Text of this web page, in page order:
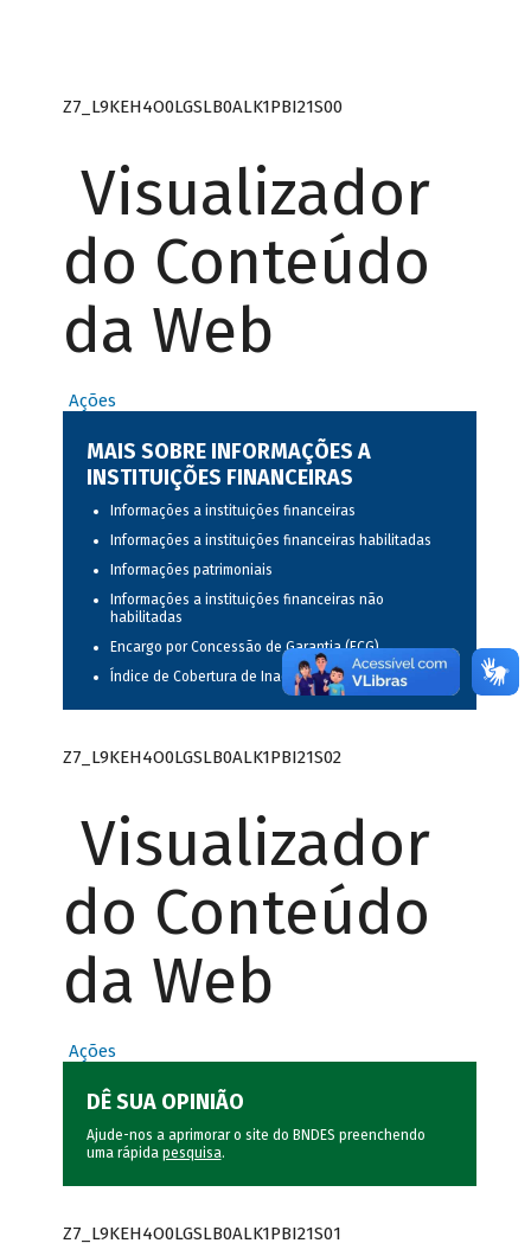
Z7_L9KEH4O0LGSLB0ALK1PBI21S00
Visualizador
do Conteúdo
da Web
Ações
MAIS SOBRE INFORMAÇÕES A
INSTITUIÇÕES FINANCEIRAS
Informações a instituições financeiras
Informações a instituições financeiras habilitadas
Informações patrimoniais
Informações a instituições financeiras não
habilitadas
Encargo por Concessão de Garantia (ECG)
Índice de Cobertura de Inadimplência
Z7_L9KEH4O0LGSLB0ALK1PBI21S02
Visualizador
do Conteúdo
da Web
Ações
DÊ SUA OPINIÃO
Ajude-nos a aprimorar o site do BNDES preenchendo
uma rápida pesquisa.
Z7_L9KEH4O0LGSLB0ALK1PBI21S01